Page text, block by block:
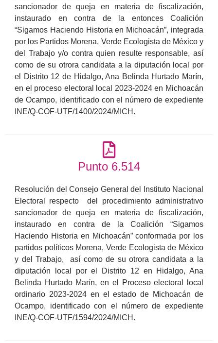
sancionador de queja en materia de fiscalización,
instaurado en contra de la entonces Coalición
“Sigamos Haciendo Historia en Michoacán”, integrada
por los Partidos Morena, Verde Ecologista de México y
del Trabajo y/o contra quien resulte responsable, así
como de su otrora candidata a la diputación local por
el Distrito 12 de Hidalgo, Ana Belinda Hurtado Marín,
en el proceso electoral local 2023-2024 en Michoacán
de Ocampo, identificado con el número de expediente
INE/Q-COF-UTF/1400/2024/MICH.
Punto 6.514
Resolución del Consejo General del Instituto Nacional
Electoral respecto del procedimiento administrativo
sancionador de queja en materia de fiscalización,
instaurado en contra de la Coalición “Sigamos
Haciendo Historia en Michoacán” conformada por los
partidos políticos Morena, Verde Ecologista de México
y del Trabajo, así como de su otrora candidata a la
diputación local por el Distrito 12 en Hidalgo, Ana
Belinda Hurtado Marín, en el Proceso electoral local
ordinario 2023-2024 en el estado de Michoacán de
Ocampo, identificado con el número de expediente
INE/Q-COF-UTF/1594/2024/MICH.